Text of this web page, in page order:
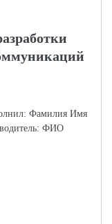
Фамилия Имя
ФИО